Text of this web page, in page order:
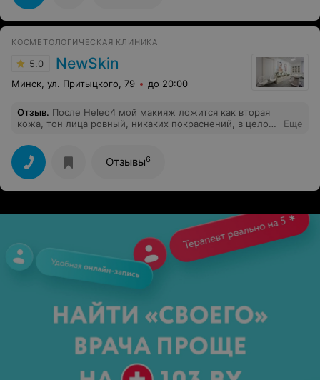
КОСМЕТОЛОГИЧЕСКАЯ КЛИНИКА
5.0 NewSkin
Минск, ул. Притыцкого, 79 до 20:00
Отзыв. После Heleo4 мой макияж ложится как вторая
кожа, тон лица ровный, никаких покраснений, в целом
обязательно порекомендую!!
Еще
Отзывы6